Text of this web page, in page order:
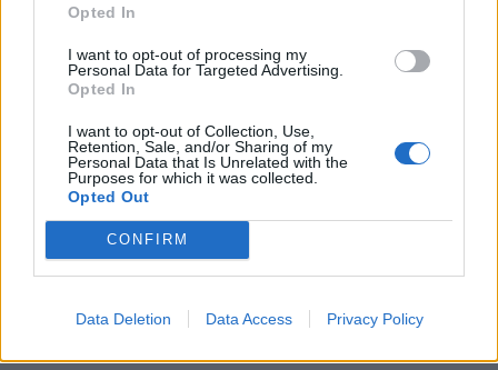
Opted In
I want to opt-out of processing my
Personal Data for Targeted Advertising.
Opted In
I want to opt-out of Collection, Use,
Retention, Sale, and/or Sharing of my
Personal Data that Is Unrelated with the
Purposes for which it was collected.
Opted Out
CONFIRM
Data Deletion Data Access Privacy Policy